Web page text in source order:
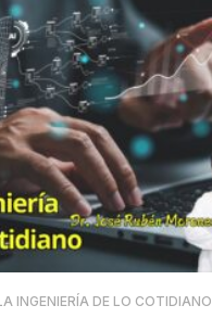
INGENIERÍA DE LO COTIDIANO